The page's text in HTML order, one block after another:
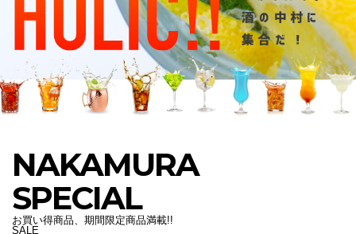
NAKAMURA
SPECIAL
お買い得商品、期間限定商品満載!!
SALE